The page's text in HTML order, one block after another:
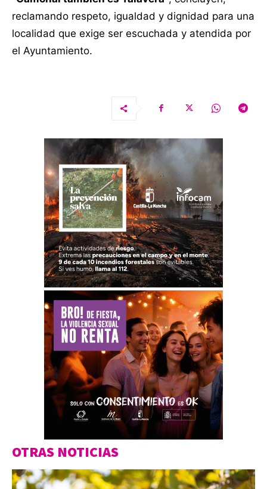
reclamando respeto, igualdad y dignidad para una
localidad que exige ser escuchada y atendida por
el Ayuntamiento.
OTRAS NOTICIAS